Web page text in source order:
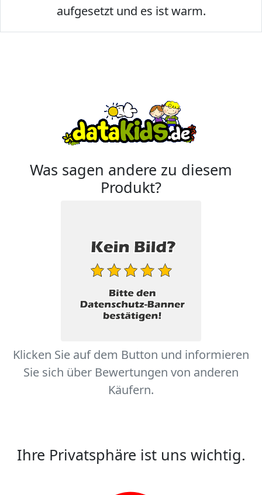
aufgesetzt und es ist warm.
Was sagen andere zu diesem
Produkt?
Klicken Sie auf dem Button und informieren
Sie sich über Bewertungen von anderen
Käufern.
Ihre Privatsphäre ist uns wichtig.